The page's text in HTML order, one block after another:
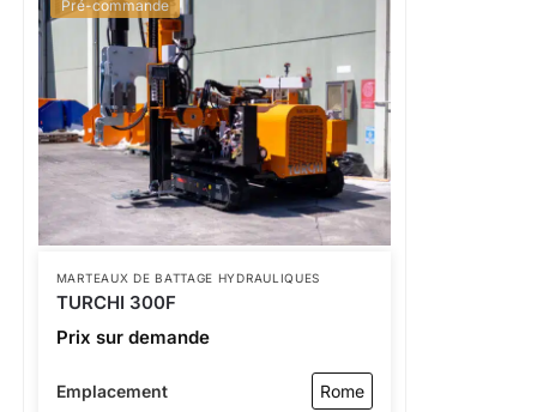
Pré-commande
MARTEAUX DE BATTAGE HYDRAULIQUES
TURCHI 300F
Prix sur demande
Emplacement Rome